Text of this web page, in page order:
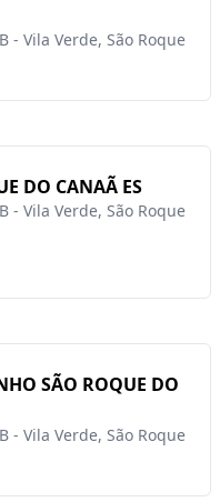
- Vila Verde, São Roque
DO CANAÃ ES
- Vila Verde, São Roque
SÃO ROQUE DO
- Vila Verde, São Roque